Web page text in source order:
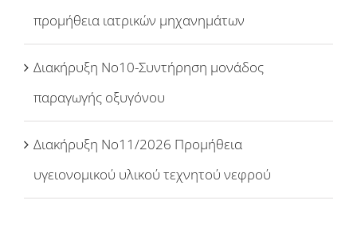
προμήθεια ιατρικών μηχανημάτων
Διακήρυξη Νο10-Συντήρηση μονάδος
παραγωγής οξυγόνου
Διακήρυξη Νο11/2026 Προμήθεια
υγειονομικού υλικού τεχνητού νεφρού